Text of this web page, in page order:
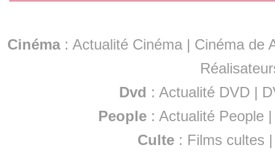
Cinéma: Actualité Cinéma | Cinéma de
Dvd : Actualité DVD |
People :Actualité People
Culte : Films cultes